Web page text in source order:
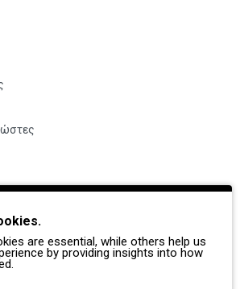
are essential, while others help us
by providing insights into how